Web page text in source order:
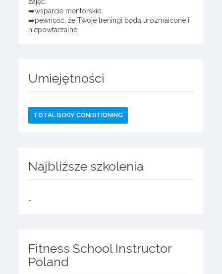
➡️wsparcie mentorskie.
➡️pewność, że Twoje treningi będą urozmaicone i
niepowtarzalne.
Umiejętności
TOTAL BODY CONDITIONING
Najbliższe szkolenia
-
Fitness School Instructor
Poland